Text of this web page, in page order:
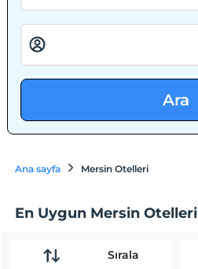
Ara
Ana sayfa Mersin Otelleri
En Uygun Mersin Otelleri
Sırala